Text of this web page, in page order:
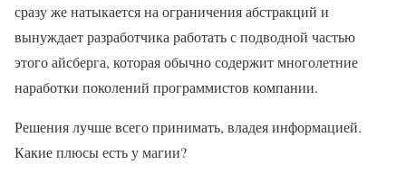
сразу же натыкается на ограничения абстракций и
вынуждает разработчика работать с подводной частью
этого айсберга, которая обычно содержит многолетние
наработки поколений программистов компании.
Решения лучше всего принимать, владея информацией.
Какие плюсы есть у магии?